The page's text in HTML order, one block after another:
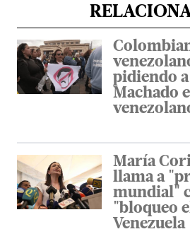
pidiendo
Machado
María
llama a
mundial"
"bloqueo
Venezuela